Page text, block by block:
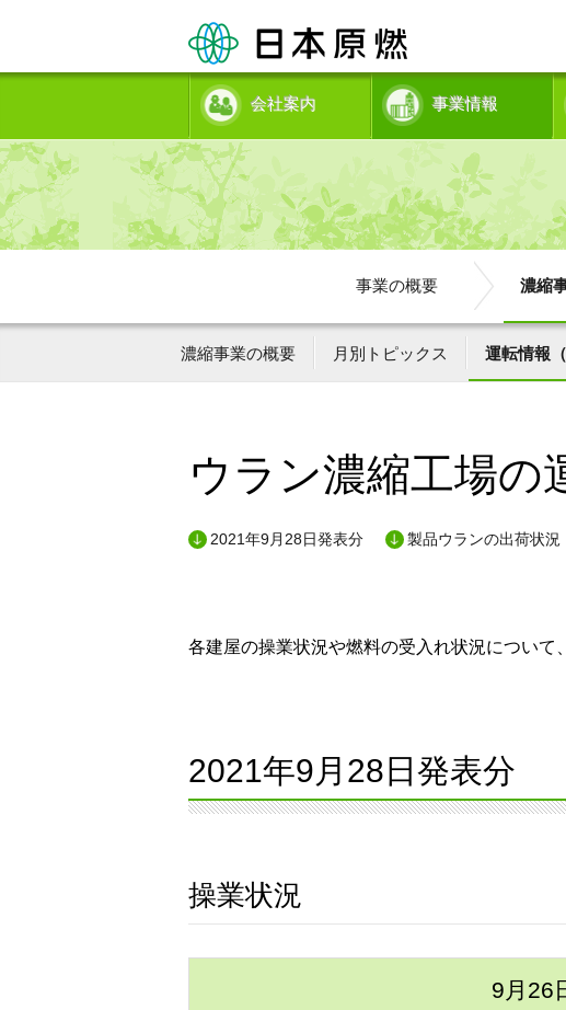
会社案内 事業情報
事業の概要 濃縮
濃縮事業の概要 月別トピックス 運転情報（
ウラン濃縮工場の
2021年9月28日発表分 製品ウランの出荷状況
各建屋の操業状況や燃料の受入れ状況につい
2021年9月28日発表分
操業状況
9月26